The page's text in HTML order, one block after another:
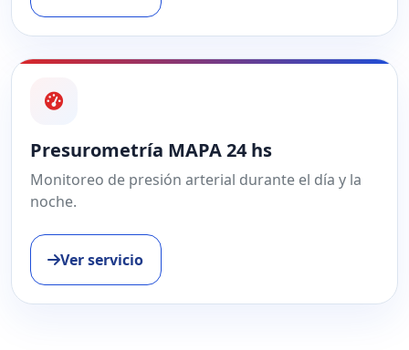
Presurometría MAPA 24 hs
Monitoreo de presión arterial durante el día y la
noche.
Ver servicio